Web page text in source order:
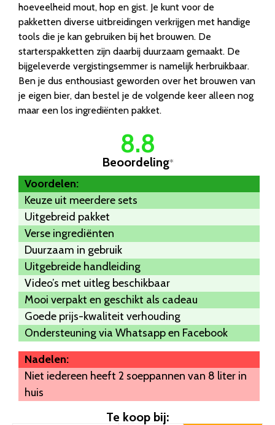
hoeveelheid mout, hop en gist. Je kunt voor de
pakketten diverse uitbreidingen verkrijgen met handige
tools die je kan gebruiken bij het brouwen. De
starterspakketten zijn daarbij duurzaam gemaakt. De
bijgeleverde vergistingsemmer is namelijk herbruikbaar.
Ben je dus enthousiast geworden over het brouwen van
je eigen bier, dan bestel je de volgende keer alleen nog
maar een los ingrediënten pakket.
8.8
Beoordeling*
Voordelen:
Keuze uit meerdere sets
Uitgebreid pakket
Verse ingrediënten
Duurzaam in gebruik
Uitgebreide handleiding
Video’s met uitleg beschikbaar
Mooi verpakt en geschikt als cadeau
Goede prijs-kwaliteit verhouding
Ondersteuning via Whatsapp en Facebook
Nadelen:
Niet iedereen heeft 2 soeppannen van 8 liter in
huis
Te koop bij: